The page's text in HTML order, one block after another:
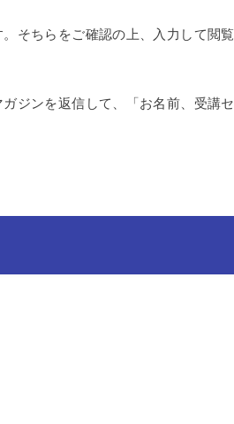
そちらをご確認の上、入力して閲覧
ジンを返信して、「お名前、受講セ